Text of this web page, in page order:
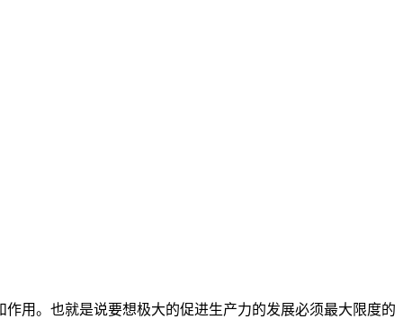
用。也就是说要想极大的促进生产力的发展必须最大限度的